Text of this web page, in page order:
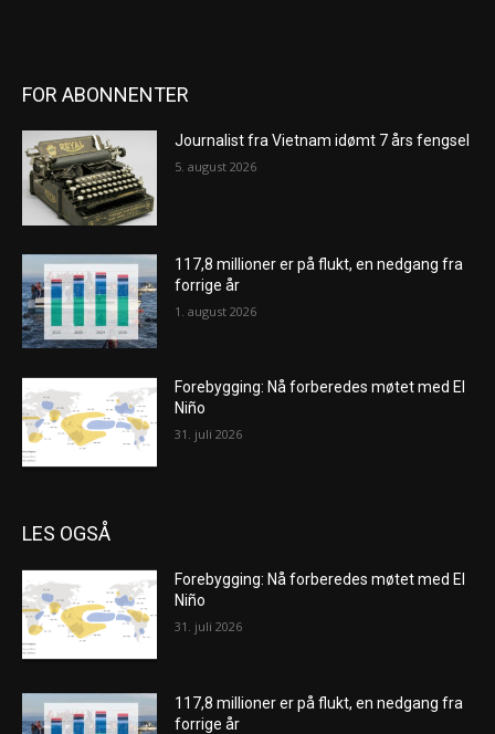
FOR ABONNENTER
Journalist fra Vietnam idømt 7 års fengsel
5. august 2026
117,8 millioner er på flukt, en nedgang fra
forrige år
1. august 2026
Forebygging: Nå forberedes møtet med El
Niño
31. juli 2026
LES OGSÅ
Forebygging: Nå forberedes møtet med El
Niño
31. juli 2026
117,8 millioner er på flukt, en nedgang fra
forrige år